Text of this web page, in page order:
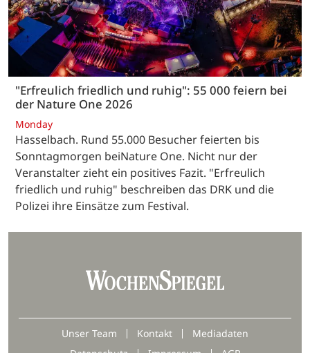
"Erfreulich friedlich und ruhig": 55 000 feiern bei
der Nature One 2026
Monday
Hasselbach. Rund 55.000 Besucher feierten bis
Sonntagmorgen beiNature One. Nicht nur der
Veranstalter zieht ein positives Fazit. "Erfreulich
friedlich und ruhig" beschreiben das DRK und die
Polizei ihre Einsätze zum Festival.
Unser Team Kontakt
Mediadaten